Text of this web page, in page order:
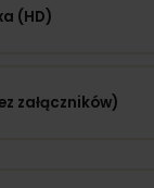
(HD)
załączników)